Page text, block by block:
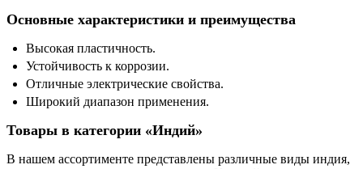
Основные характеристики и преимущества
Высокая пластичность.
Устойчивость к коррозии.
Отличные электрические свойства.
Широкий диапазон применения.
Товары в категории «Индий»
В нашем ассортименте представлены различные виды индия,